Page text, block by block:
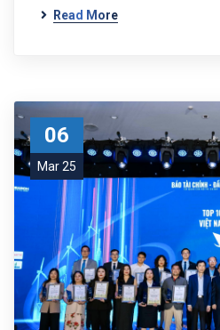
Read More
06
Mar 25